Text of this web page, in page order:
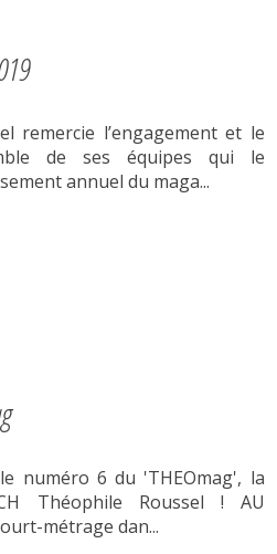
remercie l’engagement et le
de ses équipes qui le
annuel du maga...
numéro 6 du 'THEOmag', la
Théophile Roussel ! AU
métrage dan...